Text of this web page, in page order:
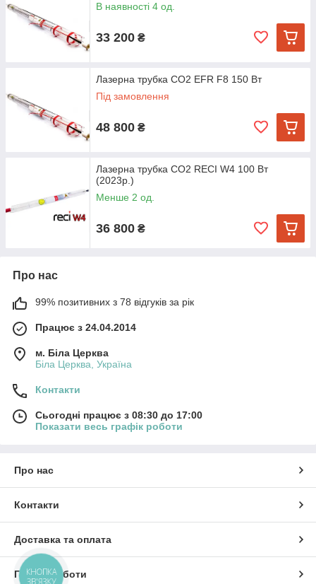
В наявності 4 од.
33 200 ₴
Лазерна трубка CO2 EFR F8 150 Вт
Під замовлення
48 800 ₴
Лазерна трубка CO2 RECI W4 100 Вт
(2023р.)
Менше 2 од.
36 800 ₴
Про нас
99% позитивних з 78 відгуків за рік
Працює з 24.04.2014
м. Біла Церква
Біла Церква, Україна
Контакти
Сьогодні працює з 08:30 до 17:00
Показати весь графік роботи
Про нас
Контакти
Доставка та оплата
Графік роботи
КНОПКА
ЗВ'ЯЗКУ